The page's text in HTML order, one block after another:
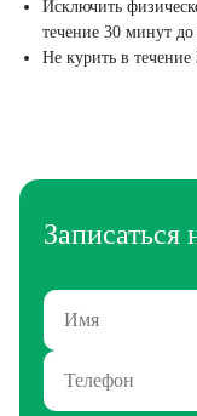
Исключить
течение 30 минут до
Не курить в течение
Записаться